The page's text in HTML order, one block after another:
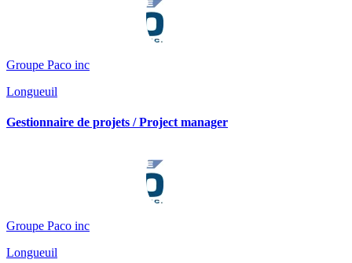
Groupe Paco inc
Longueuil
Gestionnaire de projets / Project manager
Groupe Paco inc
Longueuil